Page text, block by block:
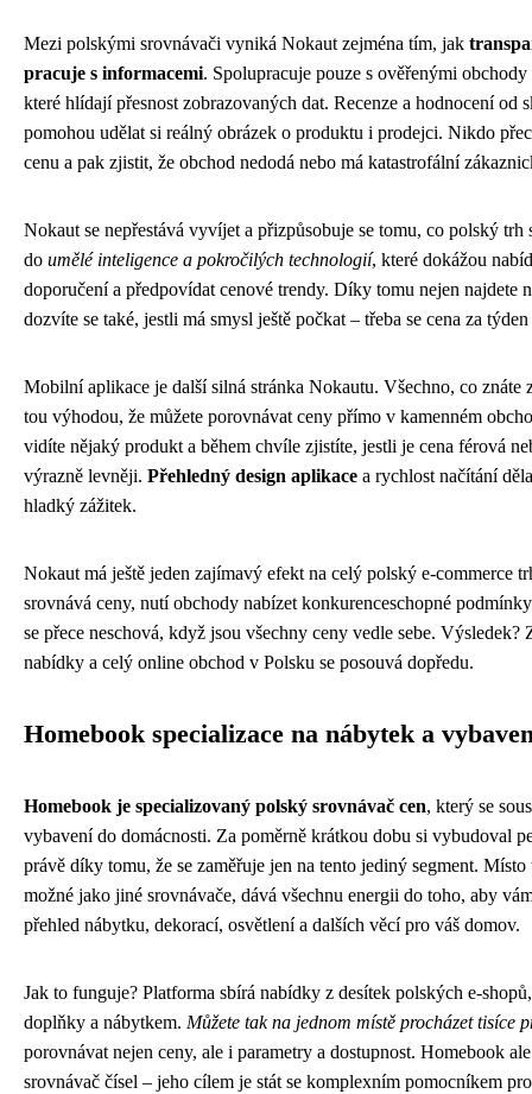
Mezi polskými srovnávači vyniká Nokaut zejména tím, jak
pracuje s informacemi. Spolupracuje pouze s ověřenými
které hlídají přesnost zobrazovaných dat. Recenze a hodnocení od
pomohou udělat si reálný obrázek o produktu i prodejci. Nikdo
cenu a pak zjistit, že obchod nedodá nebo má katastrofální
Nokaut se nepřestává vyvíjet a přizpůsobuje se tomu, co polský trh
do umělé inteligence a pokročilých technologií, které dokážou
doporučení a předpovídat cenové trendy. Díky tomu nejen najdete
dozvíte se také, jestli má smysl ještě počkat – třeba se cena za
Mobilní aplikace je další silná stránka Nokautu. Všechno, co znáte
tou výhodou, že můžete porovnávat ceny přímo v kamenném
vidíte nějaký produkt a během chvíle zjistíte, jestli je cena férová
výrazně levněji. Přehledný design aplikace a rychlost načítání
hladký zážitek.
Nokaut má ještě jeden zajímavý efekt na celý polský e-commerce
srovnává ceny, nutí obchody nabízet konkurenceschopné
se přece neschová, když jsou všechny ceny vedle sebe. Výsledek?
nabídky a celý online obchod v Polsku se posouvá dopředu.
Homebook specializace na nábytek a
Homebook je specializovaný polský srovnávač cen, který se
vybavení do domácnosti. Za poměrně krátkou dobu si vybudoval
právě díky tomu, že se zaměřuje jen na tento jediný segment.
možné jako jiné srovnávače, dává všechnu energii do toho, aby
přehled nábytku, dekorací, osvětlení a dalších věcí pro váš domov.
Jak to funguje? Platforma sbírá nabídky z desítek polských e-
doplňky a nábytkem. Můžete tak na jednom místě procházet tisíce
porovnávat nejen ceny, ale i parametry a dostupnost. Homebook
srovnávač čísel – jeho cílem je stát se komplexním pomocníkem